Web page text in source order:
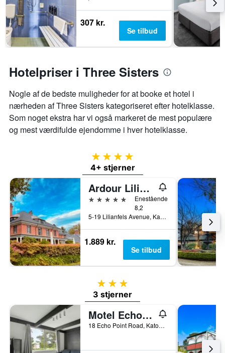
307 kr.
Se tilbud
Hotelpriser i Three Sisters
Nogle af de bedste muligheder for at booke et hotel i
nærheden af ​​Three Sisters kategoriseret efter hotelklasse.
Som noget ekstra har vi også markeret de mest populære
og mest værdifulde ejendomme i hver hotelklasse.
4 stjerner
4+ stjerner
Ardour Lilianfels Blue Mountains
5 stjerner
Enestående
8,2
5-19 Lilianfels Avenue, Katoomba, NSW, Australien
1.889 kr.
Se tilbud
3 stjerner
3 stjerner
Motel Echo Point
18 Echo Point Road, Katoomba, NSW, Australien